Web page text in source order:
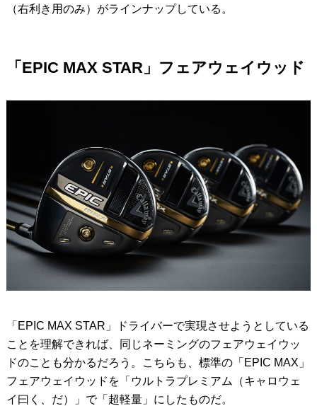
（右利き用のみ）がラインナップしている。
「EPIC MAX STAR」フェアウェイウッド
「EPIC MAX STAR」ドライバーで実現させようとしている
ことを理解できれば、同じネーミングのフェアウェイウッ
ドのことも分かるだろう。こちらも、標準の「EPIC MAX」
フェアウェイウッドを「ウルトラプレミアム（キャロウェ
イ曰く、だ）」で「超軽量」にしたものだ。